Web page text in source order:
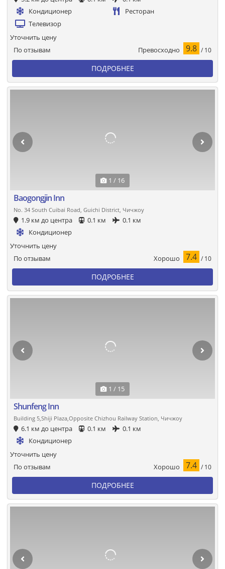
Кондиционер
Ресторан
Телевизор
По отзывам Превосходно 9.8 / 10
Уточнить цену
ПОДРОБНЕЕ
1 / 16
Baogongjin Inn
No. 34 South Cuibai Road, Guichi District, Чичжоу
1.9 км до центра 0.1 км
0.1 км
Кондиционер
По отзывам Хорошо 7.4 / 10
Уточнить цену
ПОДРОБНЕЕ
1 / 15
Shunfeng Inn
Building 5,Shiji Plaza,Opposite Chizhou Railway Station, Чичжоу
6.1 км до центра 0.1 км
0.1 км
Кондиционер
По отзывам Хорошо 7.4 / 10
Уточнить цену
ПОДРОБНЕЕ